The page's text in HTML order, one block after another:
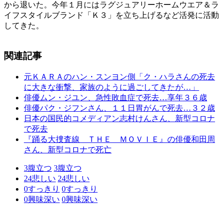
から退いた。今年１月にはラグジュアリーホームウエア＆ラ
イフスタイルブランド「Ｋ３」を立ち上げるなど活発に活動
してきた。
関連記事
元ＫＡＲＡのハン・スンヨン側「ク・ハラさんの死去
に大きな衝撃、家族のように過ごしてきたが…」
俳優ムン・ジユン、急性敗血症で死去…享年３６歳
俳優パク・ジフンさん、１１日胃がんで死去…３２歳
日本の国民的コメディアン志村けんさん、新型コロナ
で死去
『踊る大捜査線 ＴＨＥ ＭＯＶＩＥ』の俳優和田周
さん、新型コロナで死亡
3腹立つ 3腹立つ
24悲しい 24悲しい
0すっきり 0すっきり
0興味深い 0興味深い